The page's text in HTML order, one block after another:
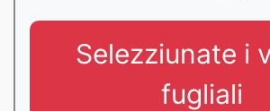
Selezziunate i
fugliali